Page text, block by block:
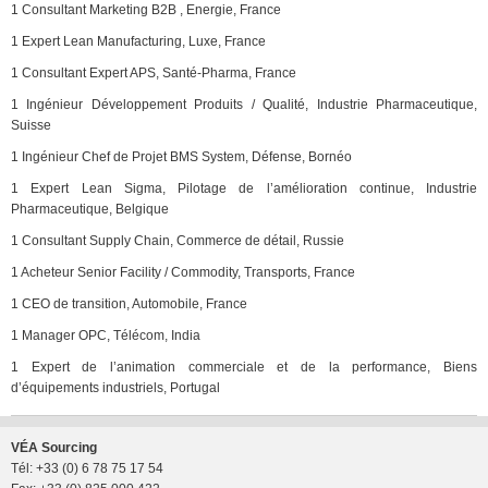
1 Consultant Marketing B2B , Energie, France
1 Expert Lean Manufacturing, Luxe, France
1 Consultant Expert APS, Santé-Pharma, France
1 Ingénieur Développement Produits / Qualité, Industrie Pharmaceutique,
Suisse
1 Ingénieur Chef de Projet BMS System, Défense, Bornéo
1 Expert Lean Sigma, Pilotage de l’amélioration continue, Industrie
Pharmaceutique, Belgique
1 Consultant Supply Chain, Commerce de détail, Russie
1 Acheteur Senior Facility / Commodity, Transports, France
1 CEO de transition, Automobile, France
1 Manager OPC, Télécom, India
1 Expert de l’animation commerciale et de la performance, Biens
d’équipements industriels, Portugal
VÉA Sourcing
Tél: +33 (0) 6 78 75 17 54